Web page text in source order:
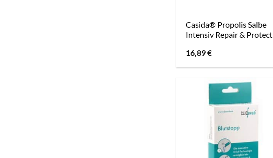
Casida® Propolis Salbe
Intensiv Repair & Protect
16,89€